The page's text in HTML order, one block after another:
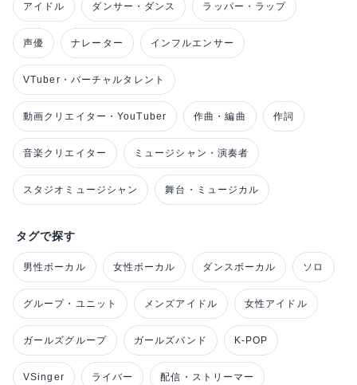
アイドル ダンサー・ダンス ラッパー・ラップ
声優 ナレーター インフルエンサー
VTuber・バーチャルタレント
動画クリエイター・YouTuber 作曲・編曲 作詞
音楽クリエイター ミュージシャン・演奏者
スタジオミュージシャン 舞台・ミュージカル
タグで探す
男性ボーカル 女性ボーカル ダンスボーカル ソロ
グループ・ユニット メンズアイドル 女性アイドル
ガールズグループ ガールズバンド K-POP
VSinger ライバー 配信・ストリーマー